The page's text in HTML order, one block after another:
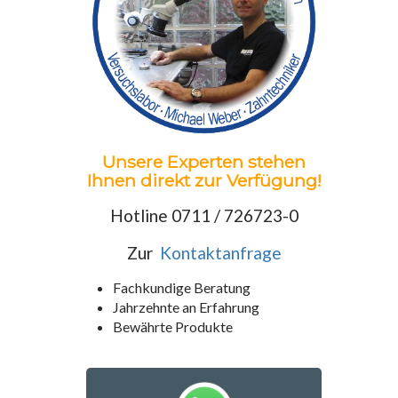
Unsere Experten stehen
Ihnen direkt zur Verfügung!
Hotline 0711 / 726723-0
Zur Kontaktanfrage
Fachkundige Beratung
Jahrzehnte an Erfahrung
Bewährte Produkte